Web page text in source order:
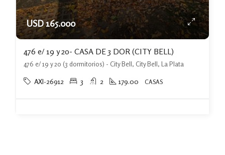
USD 165.000
476 e/ 19 y 20- CASA DE 3 DOR (CITY BELL)
476 e/ 19 y 20 (3 dormitorios) - City Bell, City Bell, La Plata
AXI-26912 3 2 179.00 CASAS